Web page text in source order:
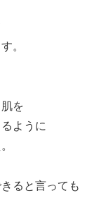
。
を
ように
ると言っても